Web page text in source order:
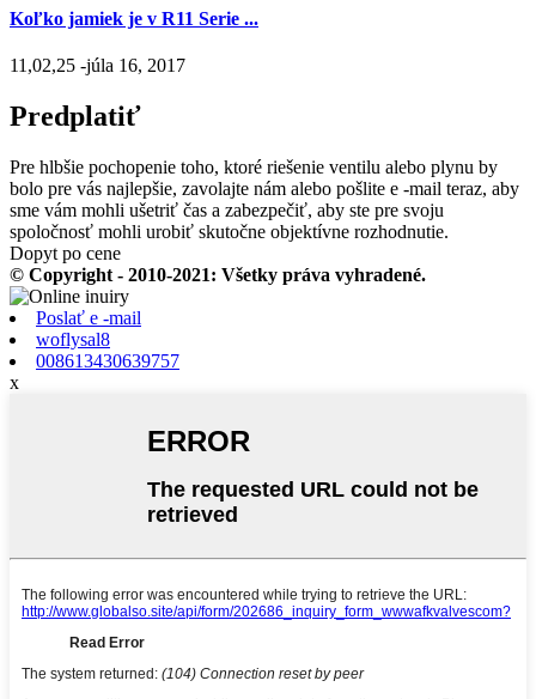
Koľko jamiek je v R11 Serie ...
11,02,25 -júla 16, 2017
Predplatiť
Pre hlbšie pochopenie toho, ktoré riešenie ventilu alebo plynu by
bolo pre vás najlepšie, zavolajte nám alebo pošlite e -mail teraz, aby
sme vám mohli ušetriť čas a zabezpečiť, aby ste pre svoju
spoločnosť mohli urobiť skutočne objektívne rozhodnutie.
Dopyt po cene
© Copyright - 2010-2021: Všetky práva vyhradené.
Poslať e -mail
woflysal8
008613430639757
x